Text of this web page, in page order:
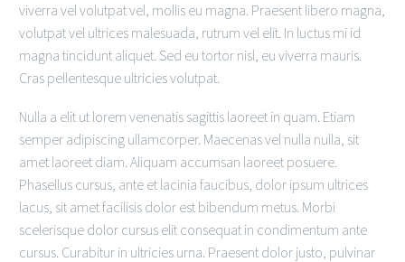
viverra vel volutpat vel, mollis eu magna. Praesent libero magna,
volutpat vel ultrices malesuada, rutrum vel elit. In luctus mi id
magna tincidunt aliquet. Sed eu tortor nisl, eu viverra mauris.
Cras pellentesque ultricies volutpat.
Nulla a elit ut lorem venenatis sagittis laoreet in quam. Etiam
semper adipiscing ullamcorper. Maecenas vel nulla nulla, sit
amet laoreet diam. Aliquam accumsan laoreet posuere.
Phasellus cursus, ante et lacinia faucibus, dolor ipsum ultrices
lacus, sit amet facilisis dolor est bibendum metus. Morbi
scelerisque dolor cursus elit consequat in condimentum ante
cursus. Curabitur in ultricies urna. Praesent dolor justo, pulvinar